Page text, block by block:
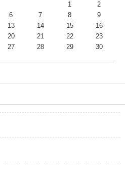
1
2
6 7 8
9
13 14 15
16
20 21 22
23
27 28 29
30